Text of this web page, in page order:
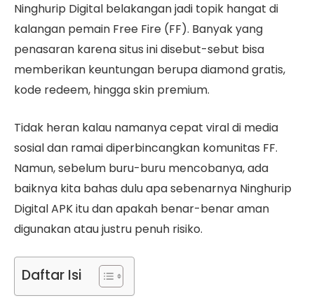
Ninghurip Digital belakangan jadi topik hangat di
kalangan pemain Free Fire (FF). Banyak yang
penasaran karena situs ini disebut-sebut bisa
memberikan keuntungan berupa diamond gratis,
kode redeem, hingga skin premium.
Tidak heran kalau namanya cepat viral di media
sosial dan ramai diperbincangkan komunitas FF.
Namun, sebelum buru-buru mencobanya, ada
baiknya kita bahas dulu apa sebenarnya Ninghurip
Digital APK itu dan apakah benar-benar aman
digunakan atau justru penuh risiko.
Daftar Isi